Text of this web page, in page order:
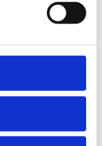
jede
"Jobsuche